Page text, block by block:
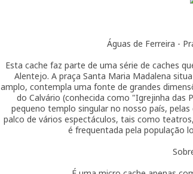
Águas de Ferreira -
Esta cache faz parte de uma série de caches
Alentejo. A praça Santa Maria Madalena
amplo, contempla uma fonte de grandes
do Calvário (conhecida como "Igrejinha das
pequeno templo singular no nosso país,
palco de vários espectáculos, tais como
é frequentada pela população